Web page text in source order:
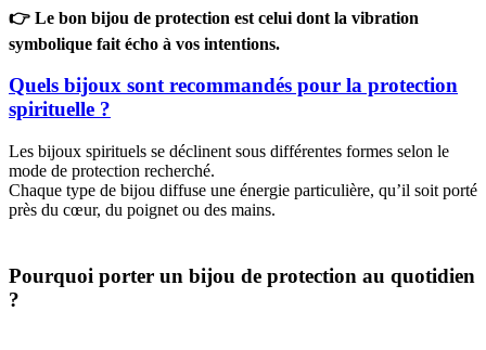
👉 Le bon bijou de protection est celui dont la vibration
symbolique fait écho à vos intentions.
Quels bijoux sont recommandés pour la protection
spirituelle ?
Les bijoux spirituels se déclinent sous différentes formes selon le
mode de protection recherché.
Chaque type de bijou diffuse une énergie particulière, qu’il soit porté
près du cœur, du poignet ou des mains.
Pourquoi porter un bijou de protection au quotidien
?